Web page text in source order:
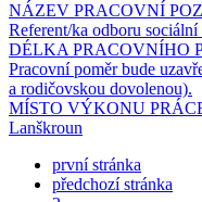
NÁZEV PRACOVNÍ
Referent/ka odboru
DÉLKA PRACOVNÍHO
Pracovní poměr bude
a rodičovskou dovolenou).
MÍSTO VÝKONU
Lanškroun
první stránka
předchozí stránka